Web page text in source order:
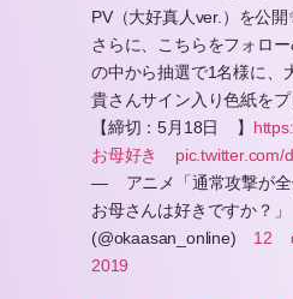
PV（大好真人ver.）を公開
さらに、こちらをフォロ
の中から抽選で1名様に、
貴さんサイン入り色紙をプ
【締切：5月18日 】
お母好き
pic.twitter.com/
— アニメ「通常攻撃が全
お母さんは好きですか？」
(@okaasan_online) 12
2019